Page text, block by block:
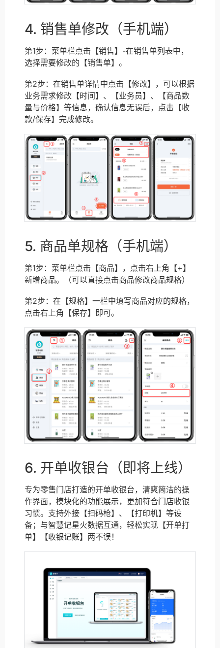
4. 销售单修改（手机端）
第1步：菜单栏点击【销售】-在销售单列表中，
选择需要修改的【销售单】。
第2步：在销售单详情中点击【修改】，可以根据
业务需求修改【时间】、【业务员】、【商品数
量与价格】等信息，确认信息无误后，点击【收
款/保存】完成修改。
5. 商品单规格（手机端）
第1步：菜单栏点击【商品】，点击右上角【+】
新增商品。（可以直接点击商品修改商品规格）
第2步：在【规格】一栏中填写商品对应的规格，
点击右上角【保存】即可。
6. 开单收银台（即将上线）
专为零售门店打造的开单收银台，清爽简洁的操
作界面，模块化的功能展示，更加符合门店收银
习惯。支持外接【扫码枪】、【打印机】等设
备；与智慧记星火数据互通，轻松实现【开单打
单】【收银记账】两不误！